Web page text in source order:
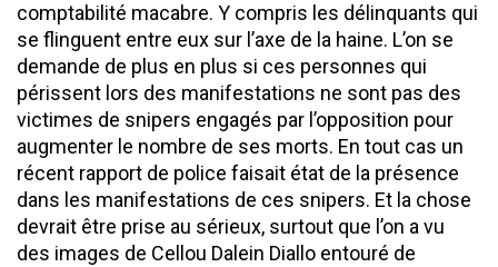
comptabilité macabre. Y compris les délinquants qui
se flinguent entre eux sur l’axe de la haine. L’on se
demande de plus en plus si ces personnes qui
périssent lors des manifestations ne sont pas des
victimes de snipers engagés par l’opposition pour
augmenter le nombre de ses morts. En tout cas un
récent rapport de police faisait état de la présence
dans les manifestations de ces snipers. Et la chose
devrait être prise au sérieux, surtout que l’on a vu
des images de Cellou Dalein Diallo entouré de